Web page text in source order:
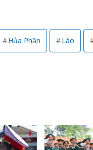
Hủa Phăn Lào